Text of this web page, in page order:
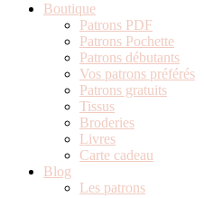
Boutique
Patrons PDF
Patrons Pochette
Patrons débutants
Vos patrons préférés
Patrons gratuits
Tissus
Broderies
Livres
Carte cadeau
Blog
Les patrons